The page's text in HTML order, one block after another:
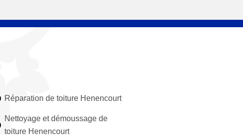
Réparation de toiture Henencourt
Nettoyage et démoussage de
toiture Henencourt